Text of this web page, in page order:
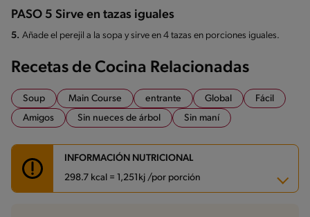
PASO 5 Sirve en tazas iguales
5. Añade el perejil a la sopa y sirve en 4 tazas en porciones iguales.
Recetas de Cocina Relacionadas
Soup Main Course entrante Global
Fácil
Amigos
Sin nueces de árbol Sin maní
INFORMACIÓN NUTRICIONAL
298.7 kcal = 1,251kj /por porción